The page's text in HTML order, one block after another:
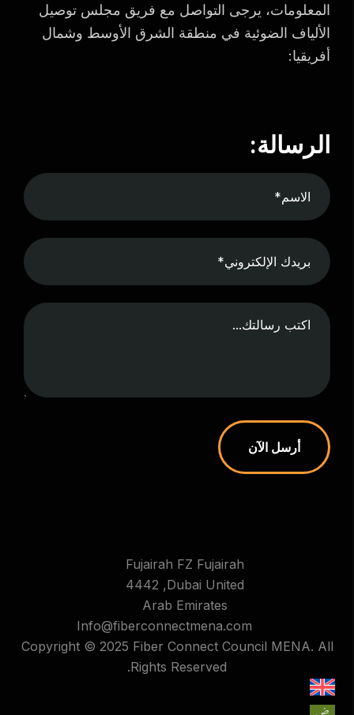
المعلومات، يرجى التواصل مع فريق مجلس توصيل
الألياف الضوئية في منطقة الشرق الأوسط وشمال
أفريقيا:
الرسالة:
أرسل الآن
Fujairah FZ Fujairah
4442 ,Dubai United
Arab Emirates
Info@fiberconnectmena.com
Copyright © 2025 Fiber Connect Council MENA. All
Rights Reserved.